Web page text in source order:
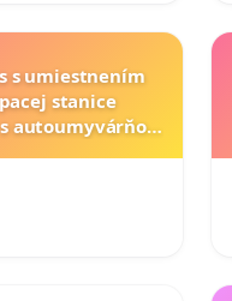
s umiestnením
stanice
autoumyvárňou
Voda